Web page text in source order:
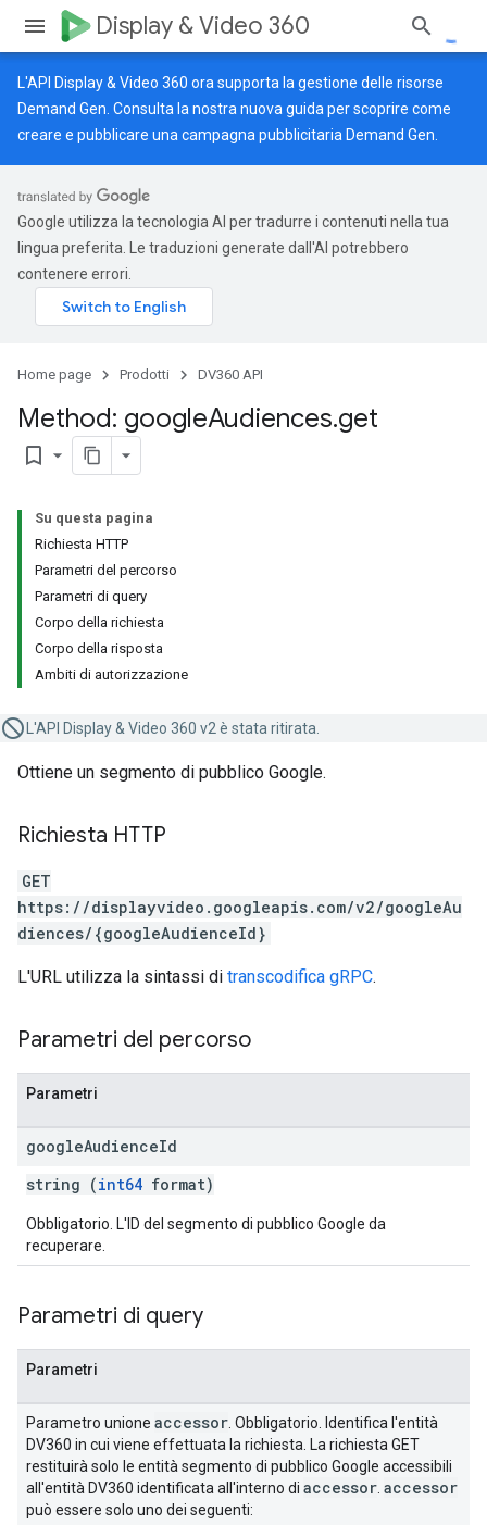
Display & Video 360
L'API Display & Video 360 ora supporta la gestione delle risorse
Demand Gen. Consulta la nostra nuova guida per scoprire come
creare e pubblicare una campagna pubblicitaria Demand Gen.
Google utilizza la tecnologia AI per tradurre i contenuti nella tua
lingua preferita. Le traduzioni generate dall'AI potrebbero
contenere errori.
Home page Prodotti DV360 API
Method: googleAudiences.get
bookmark_border
Su questa pagina
Richiesta HTTP
Parametri del percorso
Parametri di query
Corpo della richiesta
Corpo della risposta
Ambiti di autorizzazione
L'API Display & Video 360 v2 è stata ritirata.
Ottiene un segmento di pubblico Google.
Richiesta HTTP
GET
https://displayvideo.googleapis.com/v2/googleAu
diences/{googleAudienceId}
L'URL utilizza la sintassi di transcodifica gRPC.
Parametri del percorso
Parametri
googleAudienceId
string (int64 format)
Obbligatorio. L'ID del segmento di pubblico Google da
recuperare.
Parametri di query
Parametri
Parametro unione accessor . Obbligatorio. Identifica l'entità
DV360 in cui viene effettuata la richiesta. La richiesta GET
restituirà solo le entità segmento di pubblico Google accessibili
all'entità DV360 identificata all'interno di accessor accessor
può essere solo uno dei seguenti: